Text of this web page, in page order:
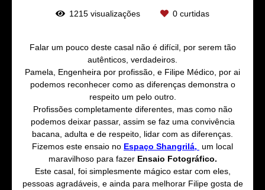
1215 visualizações 0 curtidas
Falar um pouco deste casal não é difícil, por serem tão
autênticos, verdadeiros.
Pamela, Engenheira por profissão, e Filipe Médico, por ai
podemos reconhecer como as diferenças demonstra o
respeito um pelo outro.
Profissões completamente diferentes, mas como não
podemos deixar passar, assim se faz uma convivência
bacana, adulta e de respeito, lidar com as diferenças.
Fizemos este ensaio no Espaço Shangrilá, um local
maravilhoso para fazer Ensaio Fotográfico.
Este casal, foi simplesmente mágico estar com eles,
pessoas agradáveis, e ainda para melhorar Filipe gosta de